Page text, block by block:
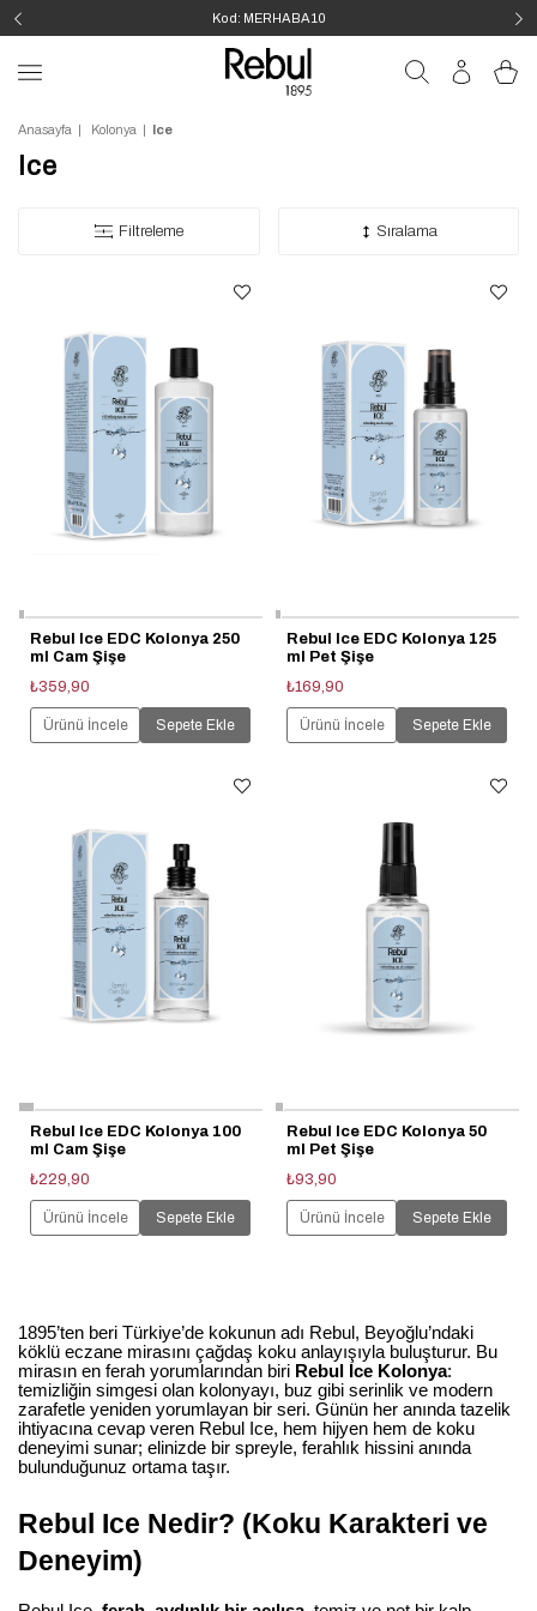
Kod: MERHABA10
Anasayfa Kolonya Ice
Ice
Filtreleme Sıralama
Rebul Ice EDC Kolonya 250
ml Cam Şişe
₺359,90
Ürünü İncele Sepete Ekle
Rebul Ice EDC Kolonya 125
ml Pet Şişe
₺169,90
Ürünü İncele Sepete Ekle
Rebul Ice EDC Kolonya 100
ml Cam Şişe
₺229,90
Ürünü İncele Sepete Ekle
Rebul Ice EDC Kolonya 50
ml Pet Şişe
₺93,90
Ürünü İncele Sepete Ekle
1895’ten beri Türkiye’de kokunun adı Rebul, Beyoğlu’ndaki
köklü eczane mirasını çağdaş koku anlayışıyla buluşturur. Bu
mirasın en ferah yorumlarından biri Rebul Ice Kolonya:
temizliğin simgesi olan kolonyayı, buz gibi serinlik ve modern
zarafetle yeniden yorumlayan bir seri. Günün her anında tazelik
ihtiyacına cevap veren Rebul Ice, hem hijyen hem de koku
deneyimi sunar; elinizde bir spreyle, ferahlık hissini anında
bulunduğunuz ortama taşır.
Rebul Ice Nedir? (Koku Karakteri ve
Deneyim)